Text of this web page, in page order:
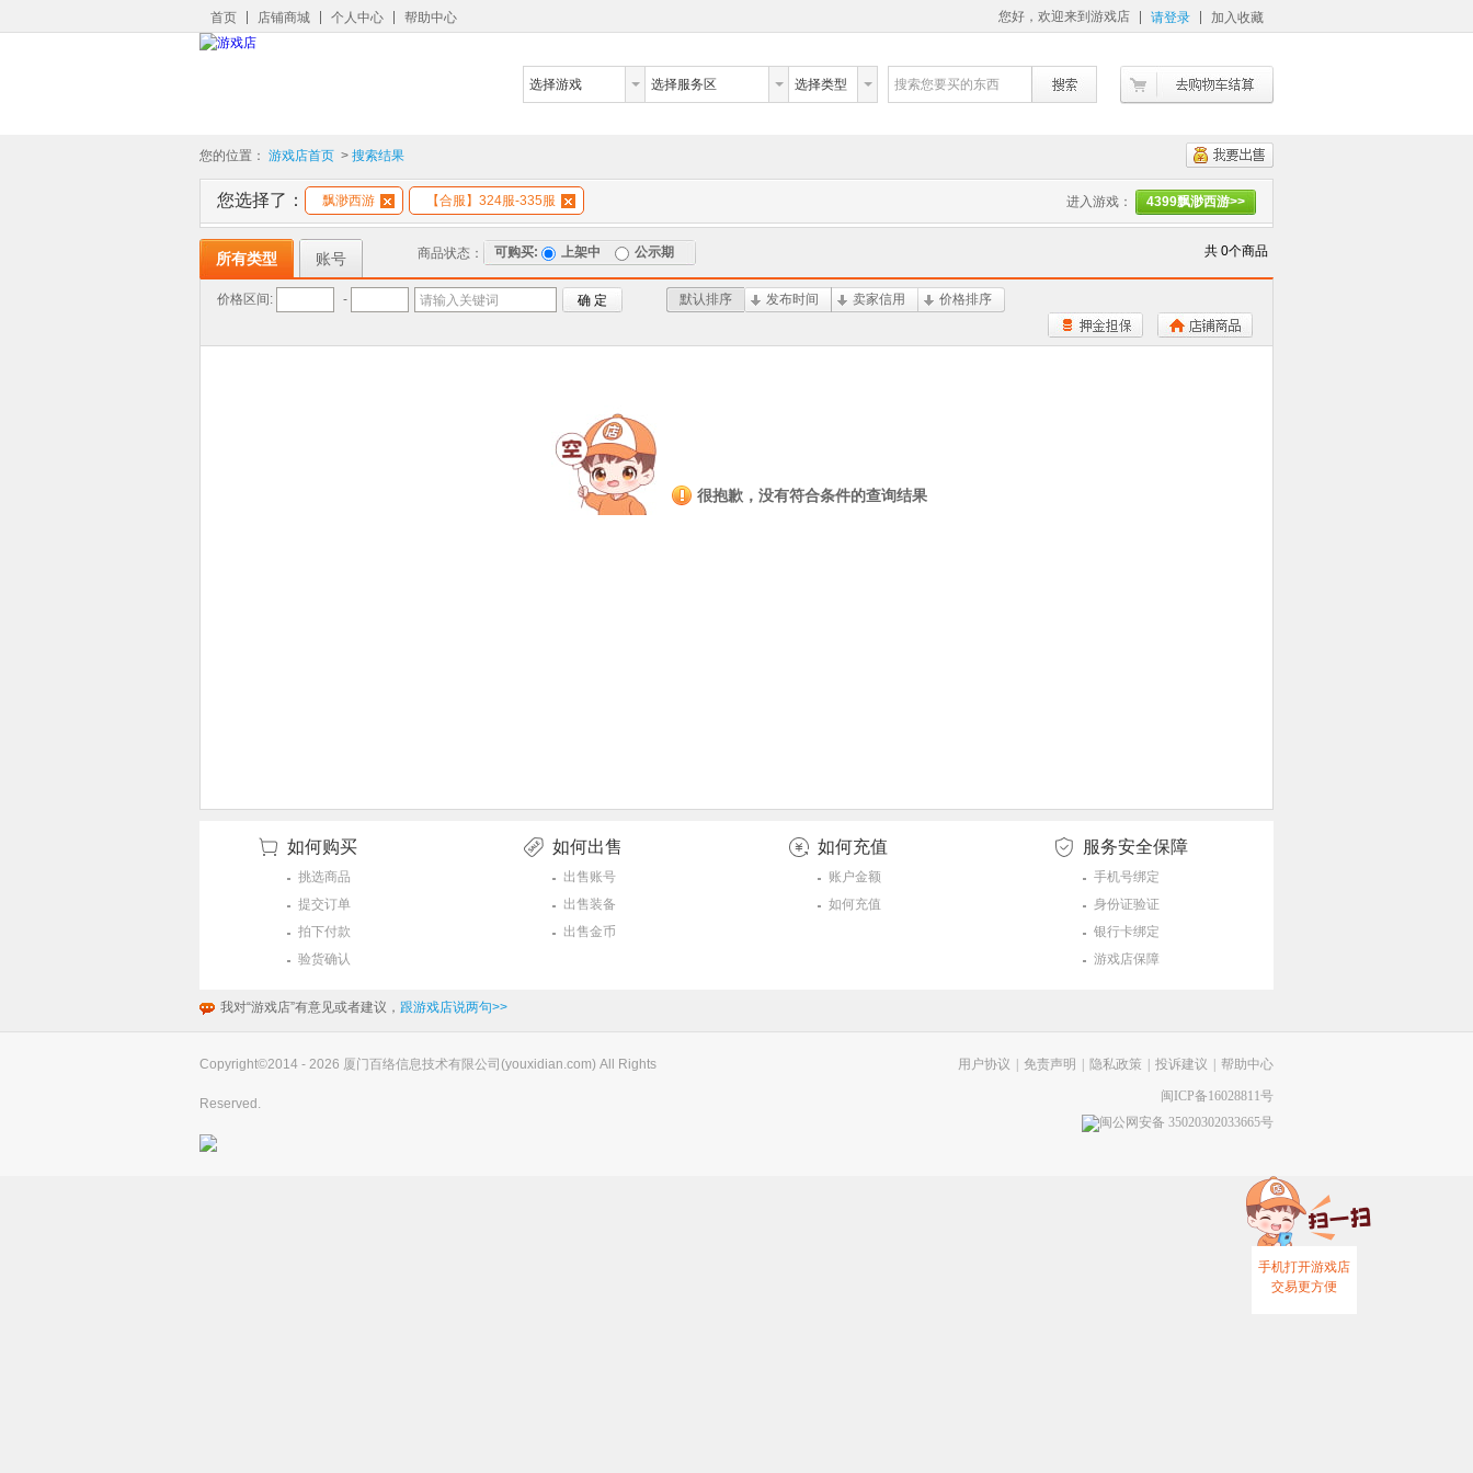
您好，欢迎来到游戏店 请登录 加入收藏
首页 店铺商城 个人中心 帮助中心
选择游戏 选择服务区 选择类型 搜索您要买的东西
您的位置： 游戏店首页 > 搜索结果
您选择了： 飘渺西游 【合服】324服-335服 进入游戏： 4399飘渺西游>>
所有类型 账号 共 0个商品
商品状态： 可购买: 上架中 公示期
价格区间: - 请输入关键词 确 定 默认排序 发布时间 卖家信用 价格排序
很抱歉，没有符合条件的查询结果
如何购买
挑选商品
提交订单
拍下付款
验货确认
如何出售
出售账号
出售装备
出售金币
如何充值
账户金额
如何充值
服务安全保障
手机号绑定
身份证验证
银行卡绑定
游戏店保障
我对“游戏店”有意见或者建议， 跟游戏店说两句>>
Copyright©2014 - 2026 厦门百络信息技术有限公司(youxidian.com) All Rights
Reserved.
帮助中心
投诉建议
隐私政策
免责声明
用户协议
闽ICP备16028811号
闽公网安备 35020302033665号
手机打开游戏店
交易更方便